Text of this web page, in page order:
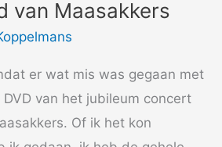
van Maasakkers
er wat mis was gegaan met
van het jubileum concert
Of ik het kon